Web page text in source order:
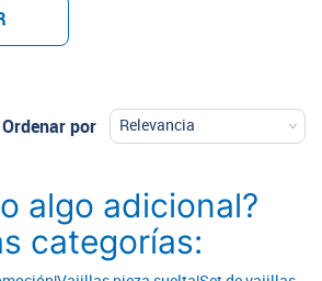
Ordenar por
algo adicional?
categorías: